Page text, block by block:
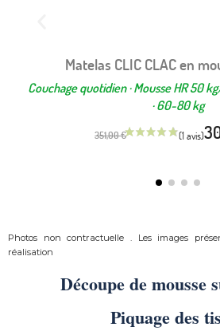
Matelas CLIC CLAC en
Couchage quotidien · Mousse HR 50
· 60-80 kg
351,00 €
Photos non contractuelle . Les images
réalisation
Découpe de mousse
Piquage des